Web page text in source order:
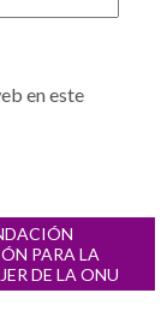
en este
PARA LA
DE LA ONU